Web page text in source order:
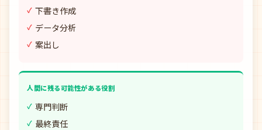
下書き作成
データ分析
案出し
人間に残る可能性がある役割
専門判断
最終責任